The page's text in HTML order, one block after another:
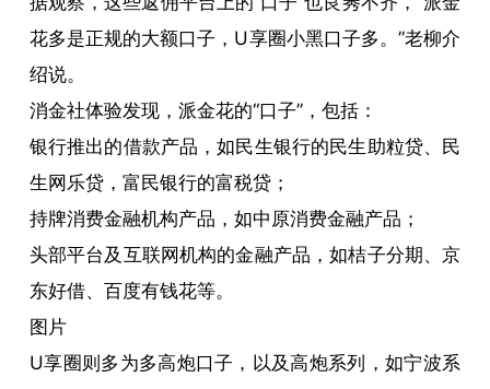
花多是正规的大额口子，U享圈小黑口子多。”老柳介
绍说。
消金社体验发现，派金花的“口子”，包括：
银行推出的借款产品，如民生银行的民生助粒贷、民
生网乐贷，富民银行的富税贷；
持牌消费金融机构产品，如中原消费金融产品；
头部平台及互联网机构的金融产品，如桔子分期、京
东好借、百度有钱花等。
图片
U享圈则多为多高炮口子，以及高炮系列，如宁波系